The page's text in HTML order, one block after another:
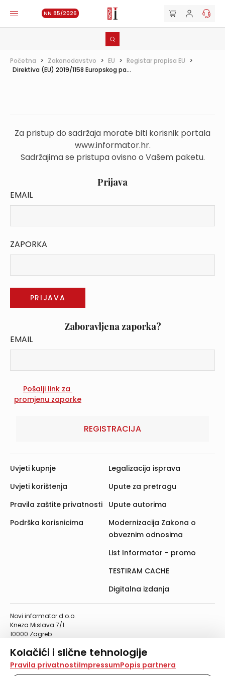
Kolačići i slične tehnologije
Na našoj web stranici koristimo kolačiće i slične
tehnologije za pohranu, čitanje i obradu informacija na
Pravila privatnostiImpressumPopis partnera
NN 85/2026
Početna > Zakonodavstvo > EU > Registar propisa EU >
Direktiva (EU) 2019/1158 Europskog pa...
Za pristup do sadržaja morate biti korisnik portala
www.informator.hr.
Sadržajima se pristupa ovisno o Vašem paketu.
Prijava
EMAIL
ZAPORKA
Zaboravljena zaporka?
EMAIL
REGISTRACIJA
Novi informator d.o.o.
Kneza Mislava 7/1
10000 Zagreb
Telefaks: 01/4612-553
info@informator.hr
Uvjeti kupnje
Uvjeti korištenja
Pravila zaštite privatnosti
Podrška korisnicima
Legalizacija isprava
Upute za pretragu
Upute autorima
Modernizacija Zakona o
obveznim odnosima
List Informator - promo
TESTIRAM CACHE
Digitalna izdanja